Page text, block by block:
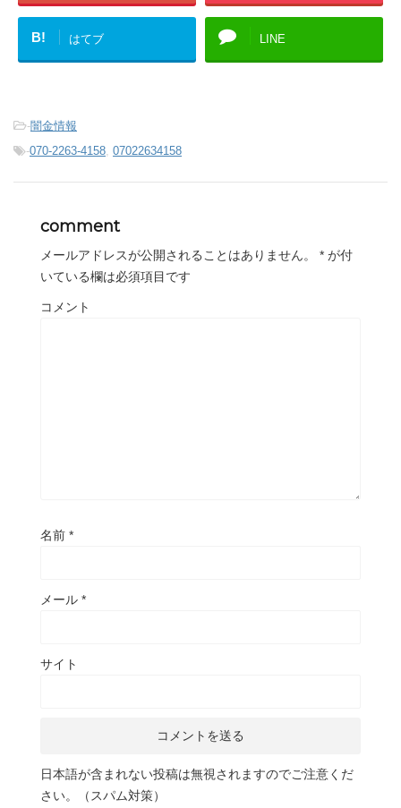
B! はてブ LINE
-闇金情報
-070-2263-4158, 07022634158
comment
メールアドレスが公開されることはありません。 * が付
いている欄は必須項目です
コメント
名前 *
メール *
サイト
日本語が含まれない投稿は無視されますのでご注意くだ
さい。（スパム対策）